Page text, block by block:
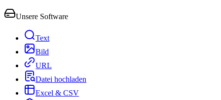
Unsere Software
Text
Bild
URL
Datei hochladen
Excel & CSV